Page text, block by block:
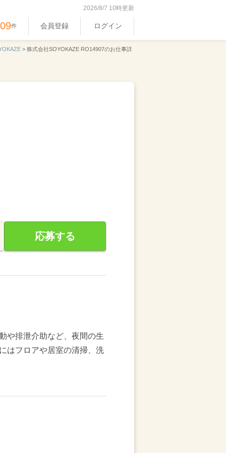
2026/8/7 10時更新
件 会員登録 ログイン
> 株式会社SOYOKAZE RO14907のお仕事詳
応募する
や排泄介助など、夜間の生
はフロアや居室の清掃、洗